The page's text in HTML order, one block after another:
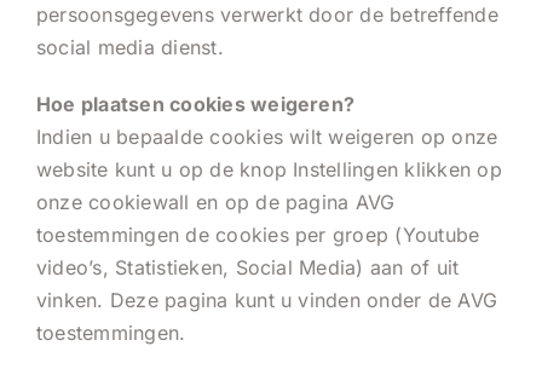
persoonsgegevens verwerkt door de betreffende
social media dienst.
Hoe plaatsen cookies weigeren?
Indien u bepaalde cookies wilt weigeren op onze
website kunt u op de knop Instellingen klikken op
onze cookiewall en op de pagina AVG
toestemmingen de cookies per groep (Youtube
video’s, Statistieken, Social Media) aan of uit
vinken. Deze pagina kunt u vinden onder de AVG
toestemmingen.